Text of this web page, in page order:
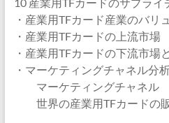
・産業用TFカード産業のバリ
・産業用TFカードの上流市場
・産業用TFカードの下流市場
・マーケティングチャネル分
マーケティングチャネル
世界の産業用TFカードの